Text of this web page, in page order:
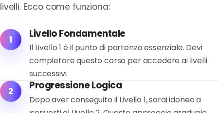
livelli. Ecco come funziona:
1 Livello Fondamentale
Il Livello 1 è il punto di partenza essenziale. Devi
completare questo corso per accedere ai livelli
successivi.
2 Progressione Logica
Dopo aver conseguito il Livello 1, sarai idoneo a